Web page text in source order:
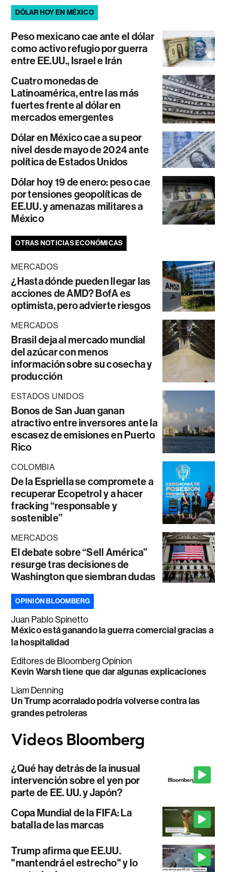
DÓLAR HOY EN MÉXICO
Peso mexicano cae ante el dólar
como activo refugio por guerra
entre EE.UU., Israel e Irán
Cuatro monedas de
Latinoamérica, entre las más
fuertes frente al dólar en
mercados emergentes
Dólar en México cae a su peor
nivel desde mayo de 2024 ante
política de Estados Unidos
Dólar hoy 19 de enero: peso cae
por tensiones geopolíticas de
EE.UU. y amenazas militares a
México
OTRAS NOTICIAS ECONÓMICAS
MERCADOS
¿Hasta dónde pueden llegar las
acciones de AMD? BofA es
optimista, pero advierte riesgos
MERCADOS
Brasil deja al mercado mundial
del azúcar con menos
información sobre su cosecha y
producción
ESTADOS UNIDOS
Bonos de San Juan ganan
atractivo entre inversores ante la
escasez de emisiones en Puerto
Rico
COLOMBIA
De la Espriella se compromete a
recuperar Ecopetrol y a hacer
fracking “responsable y
sostenible”
MERCADOS
El debate sobre “Sell América”
resurge tras decisiones de
Washington que siembran dudas
OPINIÓN BLOOMBERG
Juan Pablo Spinetto
México está ganando la guerra comercial gracias a
la hospitalidad
Editores de Bloomberg Opinion
Kevin Warsh tiene que dar algunas explicaciones
Liam Denning
Un Trump acorralado podría volverse contra las
grandes petroleras
¿Qué hay detrás de la inusual
intervención sobre el yen por
parte de EE. UU. y Japón?
Copa Mundial de la FIFA: La
batalla de las marcas
Trump afirma que EE.UU.
"mantendrá el estrecho" y lo